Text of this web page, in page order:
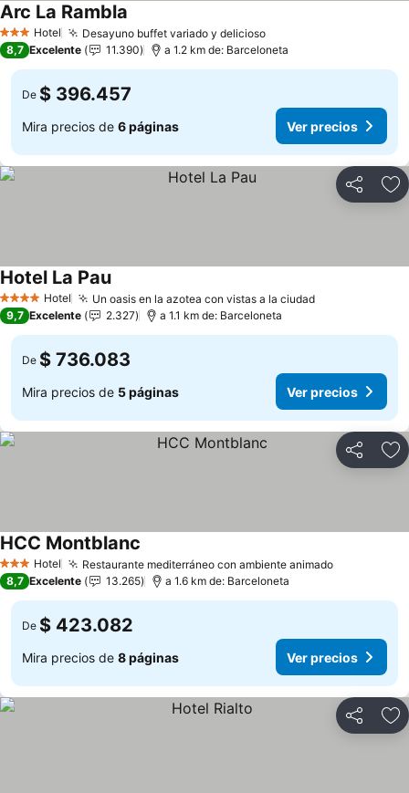
3 Estrellas
Hotel Desayuno buffet variado y deliciosoVer precios
Arc La Rambla
8,7 Excelente 11.390 a 1.2 km de: Barceloneta
De $ 396.457
Mira precios de 6 páginas Ver precios
Compartir
4 EstrellasHotel Un oasis en la azotea con vistas a la ciudadVer precios
Hotel La PauVer precios
9,7 Excelente 2.327 a 1.1 km de: Barceloneta
De $ 736.083
Mira precios de 5 páginas Ver precios
Compartir
3 Estrellas
Hotel Restaurante mediterráneo con ambiente animadoVer
HCC Montblanc
8,7 Excelente 13.265 a 1.6 km de: Barceloneta
De $ 423.082
Mira precios de 8 páginas Ver precios
Compartir